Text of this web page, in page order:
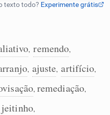
, remendo,
, ajuste, artifício,
, remediação,
jeitinho,